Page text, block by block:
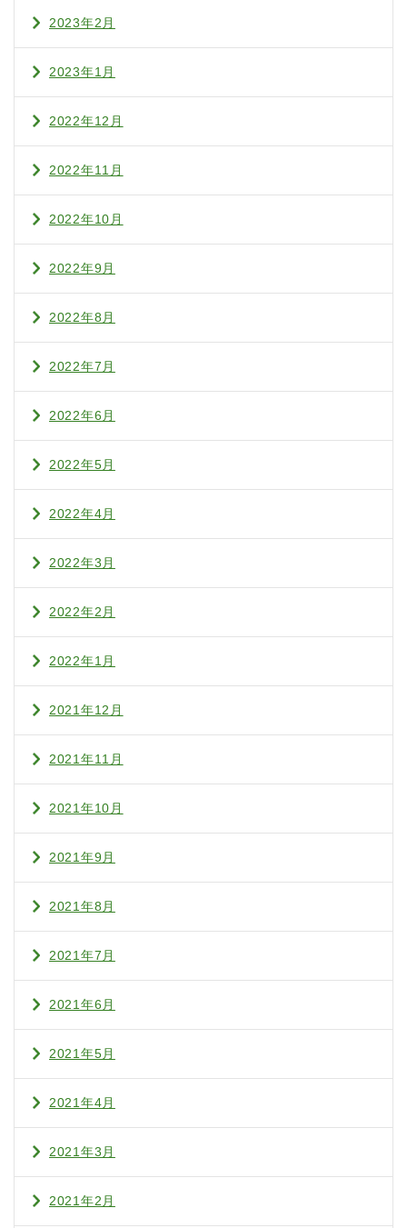
2023年2月
2023年1月
2022年12月
2022年11月
2022年10月
2022年9月
2022年8月
2022年7月
2022年6月
2022年5月
2022年4月
2022年3月
2022年2月
2022年1月
2021年12月
2021年11月
2021年10月
2021年9月
2021年8月
2021年7月
2021年6月
2021年5月
2021年4月
2021年3月
2021年2月